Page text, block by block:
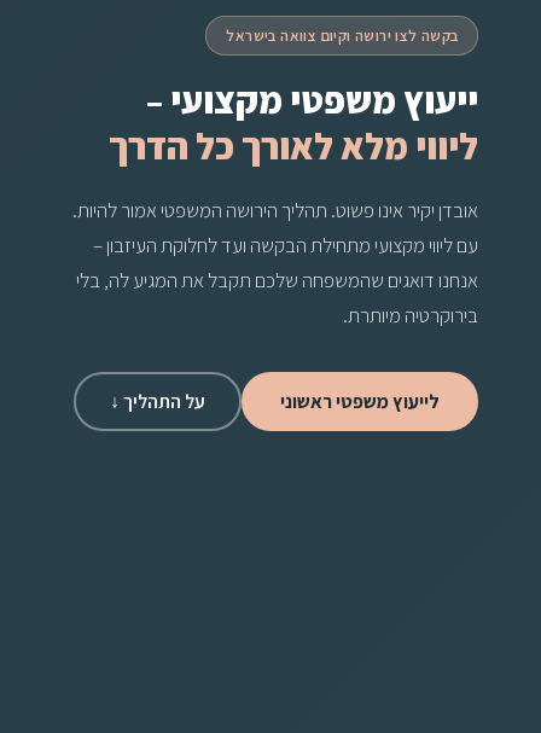
בקשה לצו ירושה וקיום צוואה בישראל
ייעוץ משפטי מקצועי –
ליווי מלא לאורך כל הדרך
אובדן יקיר אינו פשוט. תהליך הירושה המשפטי אמור להיות.
עם ליווי מקצועי מתחילת הבקשה ועד לחלוקת העיזבון –
אנחנו דואגים שהמשפחה שלכם תקבל את המגיע לה, בלי
בירוקרטיה מיותרת.
לייעוץ משפטי ראשוני על התהליך ↓